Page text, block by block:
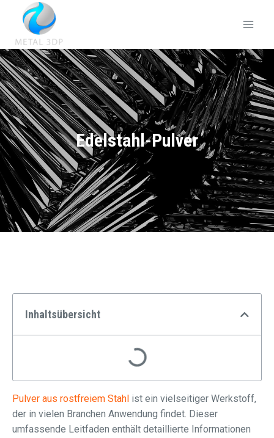
Edelstahl-Pulver
Inhaltsübersicht
Pulver aus rostfreiem Stahl ist ein vielseitiger Werkstoff,
der in vielen Branchen Anwendung findet. Dieser
umfassende Leitfaden enthält detaillierte Informationen